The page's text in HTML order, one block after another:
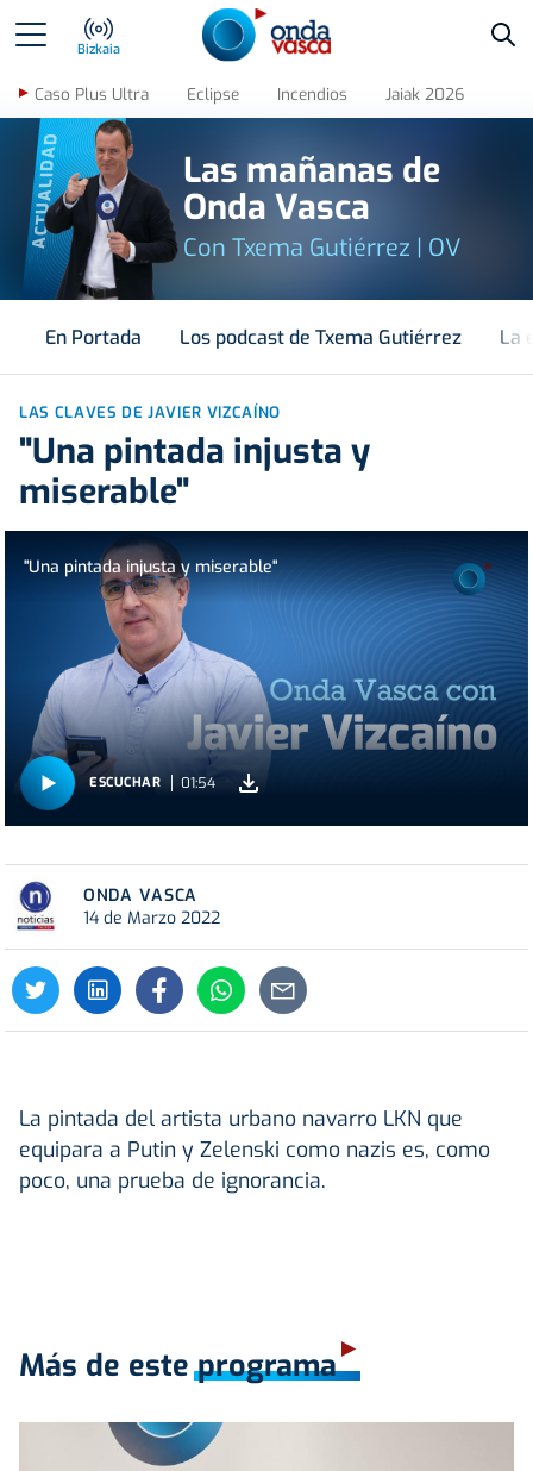
Bizkaia
Caso Plus Ultra Eclipse Incendios Jaiak 2026
ACTUALIDAD
Las mañanas de
Onda Vasca
Con Txema Gutiérrez | OV
En Portada Los podcast de Txema Gutiérrez La
LAS CLAVES DE JAVIER VIZCAÍNO
"Una pintada injusta y
miserable"
"Una pintada injusta y miserable"
ESCUCHAR 01:54
ONDA VASCA
14 de Marzo 2022
La pintada del artista urbano navarro LKN que
equipara a Putin y Zelenski como nazis es, como
poco, una prueba de ignorancia.
Más de este programa